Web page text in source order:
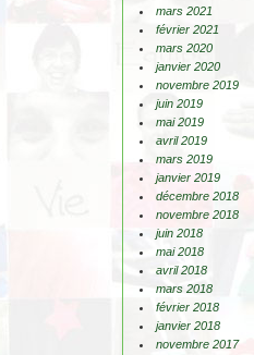
mars 2021
février 2021
mars 2020
janvier 2020
novembre 2019
juin 2019
mai 2019
avril 2019
mars 2019
janvier 2019
décembre 2018
novembre 2018
juin 2018
mai 2018
avril 2018
mars 2018
février 2018
janvier 2018
novembre 2017